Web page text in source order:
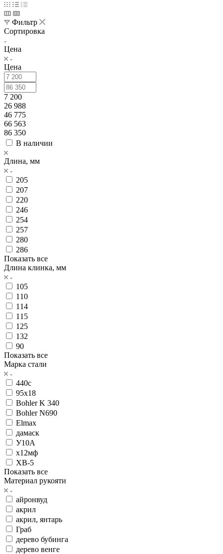
Фильтр
Сортировка
Цена
Цена
7 200
26 988
46 775
66 563
86 350
В наличии
Длина, мм
205
207
220
246
254
257
280
286
Показать все
Длина клинка, мм
105
110
114
115
125
132
90
Показать все
Марка стали
440с
95х18
Bohler K 340
Bohler N690
Elmax
дамаск
У10А
х12мф
ХВ-5
Показать все
Материал рукояти
айронвуд
акрил
акрил, янтарь
Граб
дерево бубинга
дерево венге